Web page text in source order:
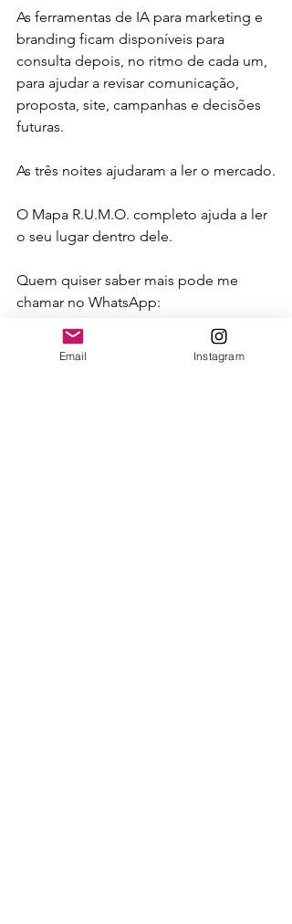
As ferramentas de IA para marketing e
branding ficam disponíveis para
consulta depois, no ritmo de cada um,
para ajudar a revisar comunicação,
proposta, site, campanhas e decisões
futuras.
As três noites ajudaram a ler o mercado.
O Mapa R.U.M.O. completo ajuda a ler
o seu lugar dentro dele.
Quem quiser saber mais pode me
chamar no WhatsApp:
fotografia profissional
IA na fotografia
marketing para fotógrafos
viver da fotografia
Email Instagram